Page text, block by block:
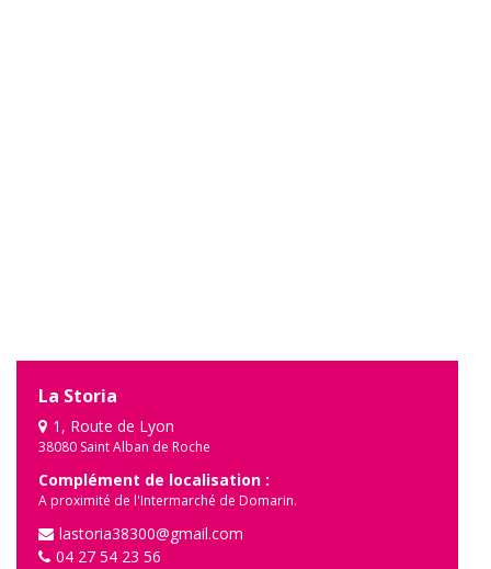
La Storia
1, Route de Lyon
38080 Saint Alban de Roche
Complément de localisation :
A proximité de l'Intermarché de Domarin.
lastoria38300@gmail.com
04 27 54 23 56